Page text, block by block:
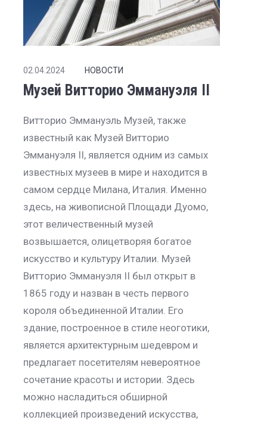
02.04.2024 НОВОСТИ
Музей Витторио Эммануэля II
Витторио Эммануэль Музей, также
известный как Музей Витторио
Эммануэля II, является одним из самых
известных музеев в мире и находится в
самом сердце Милана, Италия. Именно
здесь, на живописной Площади Дуомо,
этот величественный музей
возвышается, олицетворяя богатое
искусство и культуру Италии. Музей
Витторио Эммануэля II был открыт в
1865 году и назван в честь первого
короля объединенной Италии. Его
здание, построенное в стиле неоготики,
является архитектурным шедевром и
предлагает посетителям невероятное
сочетание красоты и истории. Здесь
можно насладиться обширной
коллекцией произведений искусства,